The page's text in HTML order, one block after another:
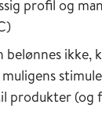
profil og
ikke,
produkter (og